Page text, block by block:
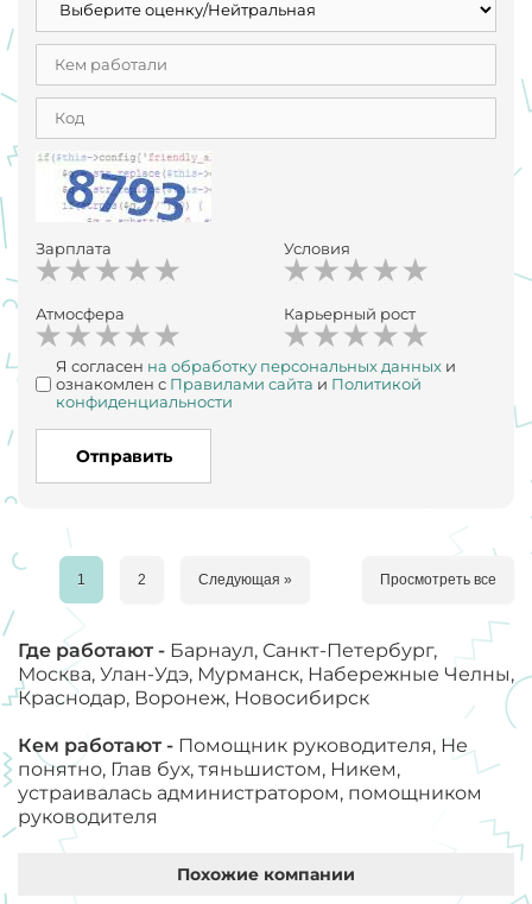
Не ведитесь!
Будьте бдительны!
Зарплата Условия
Атмосфера Карьерный рост
Я согласен на обработку персональных данных и
ознакомлен с Правилами сайта и Политикой
конфиденциальности
Отправить
Просмотреть все
1 2 Следующая »
Где работают - Барнаул, Санкт-Петербург,
Москва, Улан-Удэ, Мурманск, Набережные Челны,
Краснодар, Воронеж, Новосибирск
Кем работают - Помощник руководителя, Не
понятно, Глав бух, тяньшистом, Никем,
устраивалась администратором, помощником
руководителя
Похожие компании